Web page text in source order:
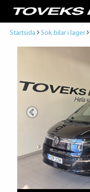
Startsida Sök bilar i lager